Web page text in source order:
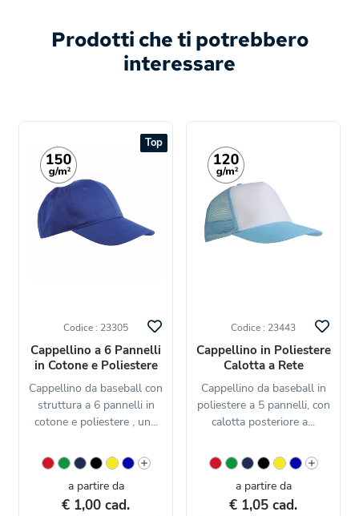
Prodotti che ti potrebbero
interessare
Top
Codice : 23305
Cappellino a 6 Pannelli
in Cotone e Poliestere
Cappellino da baseball con
struttura a 6 pannelli in
cotone e poliestere , un...
a partire da
€ 1,00 cad.
Codice : 23443
Cappellino in Poliestere
Calotta a Rete
Cappellino da baseball in
poliestere a 5 pannelli, con
calotta posteriore a...
a partire da
€ 1,05 cad.